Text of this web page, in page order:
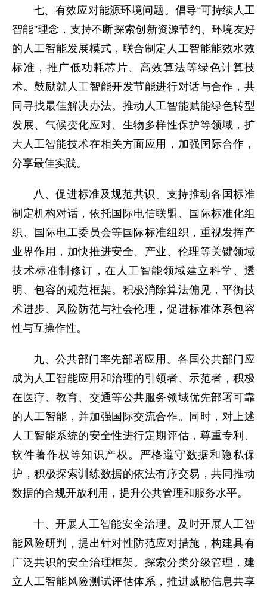
七、有效应对能源环境问题。倡导“可持续人工
智能”理念，支持不断探索创新资源节约、环境友好
的人工智能发展模式，联合制定人工智能能效水效
标准，推广低功耗芯片、高效算法等绿色计算技
术。鼓励就人工智能开发节能进行对话与合作，共
同寻找最佳解决办法。推动人工智能赋能绿色转型
发展、气候变化应对、生物多样性保护等领域，扩
大人工智能技术在相关方面应用，加强国际合作，
分享最佳实践。
八、促进标准及规范共识。支持推动各国标准
制定机构对话，依托国际电信联盟、国际标准化组
织、国际电工委员会等国际标准组织，重视发挥产
业界作用，加快推进安全、产业、伦理等关键领域
技术标准制修订，在人工智能领域建立科学、透
明、包容的规范框架。积极消除算法偏见，平衡技
术进步、风险防范与社会伦理，促进标准体系包容
性与互操作性。
九、公共部门率先部署应用。各国公共部门应
成为人工智能应用和治理的引领者、示范者，积极
在医疗、教育、交通等公共服务领域优先部署可靠
的人工智能，并加强国际交流合作。同时，对上述
人工智能系统的安全性进行定期评估，尊重专利、
软件著作权等知识产权。严格遵守数据和隐私保
护，积极探索训练数据的依法有序交易，共同推动
数据的合规开放利用，提升公共管理和服务水平。
十、开展人工智能安全治理。及时开展人工智
能风险研判，提出针对性防范应对措施，构建具有
广泛共识的安全治理框架。探索分类分级管理，建
立人工智能风险测试评估体系，推进威胁信息共享